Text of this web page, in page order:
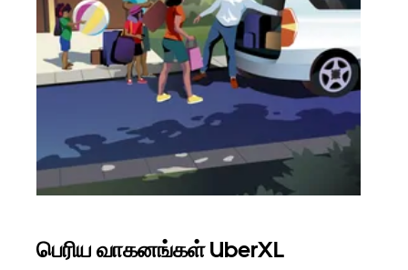
பெரிய வாகனங்கள் UberXL